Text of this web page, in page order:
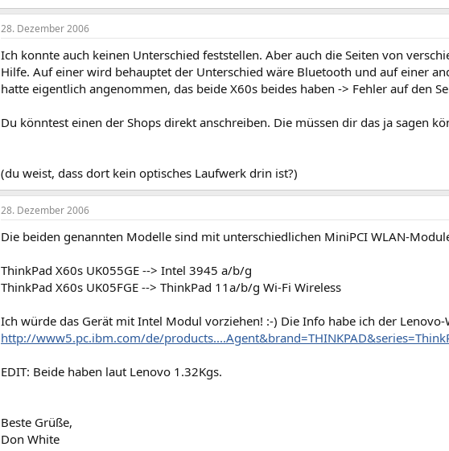
28. Dezember 2006
Ich konnte auch keinen Unterschied feststellen. Aber auch die Seiten von
Hilfe. Auf einer wird behauptet der Unterschied wäre Bluetooth und auf einer
hatte eigentlich angenommen, das beide X60s beides haben -> Fehler auf den
Du könntest einen der Shops direkt anschreiben. Die müssen dir das ja sagen
(du weist, dass dort kein optisches Laufwerk drin ist?)
28. Dezember 2006
Die beiden genannten Modelle sind mit unterschiedlichen MiniPCI WLAN-
ThinkPad X60s UK055GE --> Intel 3945 a/b/g
ThinkPad X60s UK05FGE --> ThinkPad 11a/b/g Wi-Fi Wireless
Ich würde das Gerät mit Intel Modul vorziehen! :-) Die Info habe ich der
http://www5.pc.ibm.com/de/
EDIT: Beide haben laut Lenovo 1.32Kgs.
Beste Grüße,
Don White